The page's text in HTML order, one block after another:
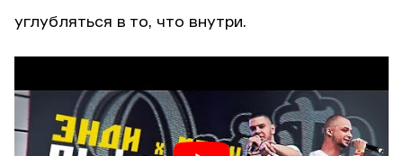
углубляться в то, что внутри.